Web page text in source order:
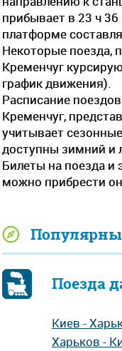
прибывает в 23 ч
платформе
Некоторые поезда,
Кременчуг
график движения).
Расписание
Кременчуг,
учитывает
доступны зимний и
Билеты на поезда и
можно прибрести
Поезда
Киев -
Харьков -